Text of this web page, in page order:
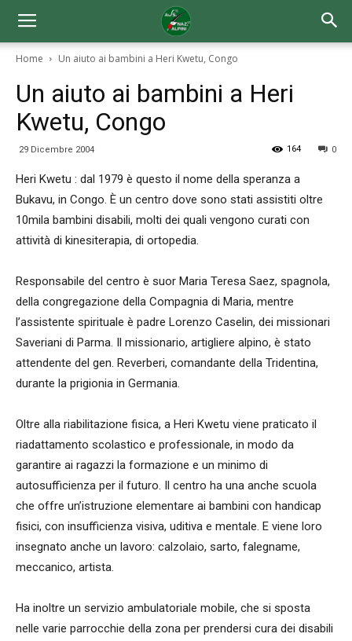
Home Un aiuto ai bambini a Heri Kwetu, Congo
Un aiuto ai bambini a Heri
Kwetu, Congo
29 Dicembre 2004 0
164
Heri Kwetu : dal 1979 è questo il nome della speranza a
Bukavu, in Congo. È un centro dove sono stati assistiti oltre
10mila bambini disabili, molti dei quali vengono curati con
attività di kinesiterapia, di ortopedia.
Responsabile del centro è suor Maria Teresa Saez, spagnola,
della congregazione della Compagnia di Maria, mentre
l’assistente spirituale è padre Lorenzo Caselin, dei missionari
Saveriani di Parma. Il missionario, artigliere alpino, è stato
attendente del gen. Reverberi, comandante della Tridentina,
durante la prigionia in Germania.
Oltre alla riabilitazione fisica, a Heri Kwetu viene praticato il
riadattamento scolastico e professionale, in modo da
garantire ai ragazzi la formazione e un minimo di
autosufficienza per il futuro. Il centro ha una anche scuola
che offre un’istruzione elementare ai bambini con handicap
fisici, con insufficienza visiva, uditiva e mentale. E viene loro
insegnato anche un lavoro: calzolaio, sarto, falegname,
meccanico, artista.
Ha inoltre un servizio ambulatoriale mobile, che si sposta
nelle varie parrocchie della zona per prendersi cura dei disabili